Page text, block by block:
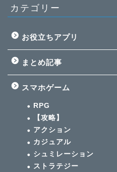
カテゴリー
お役立ちアプリ
まとめ記事
スマホゲーム
RPG
【攻略】
アクション
カジュアル
シュミレーション
ストラテジー